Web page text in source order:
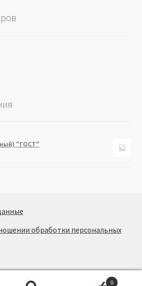
"ГОСТ"
обработки персональных
0